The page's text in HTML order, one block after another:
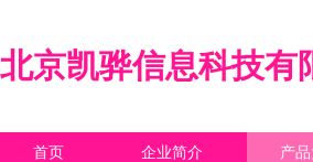
北京凯骅信息科技有
首页 企业简介 产